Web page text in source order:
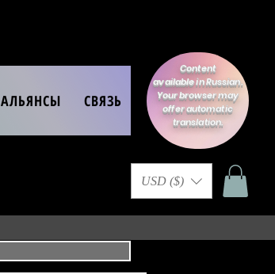
АЛЬЯНСЫ СВЯЗЬ
Content
available in Russian.
Your browser may
offer automatic
translation.
USD ($)